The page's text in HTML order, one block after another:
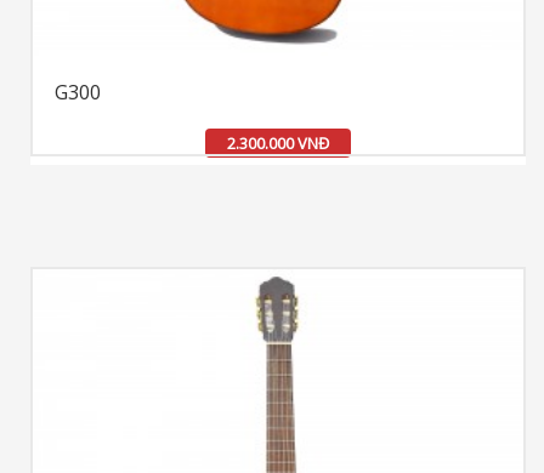
G300
2.300.000 VNĐ